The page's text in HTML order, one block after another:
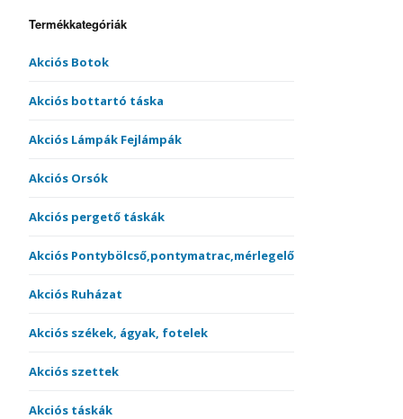
Termékkategóriák
Akciós Botok
Akciós bottartó táska
Akciós Lámpák Fejlámpák
Akciós Orsók
Akciós pergető táskák
Akciós Pontybölcső,pontymatrac,mérlegelő
Akciós Ruházat
Akciós székek, ágyak, fotelek
Akciós szettek
Akciós táskák